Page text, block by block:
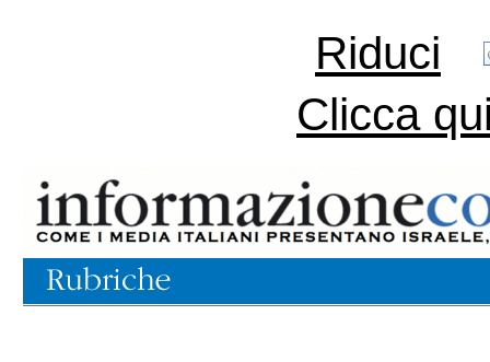
Riduci
Clicca